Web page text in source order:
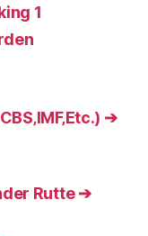
1
➔
Rutte ➔